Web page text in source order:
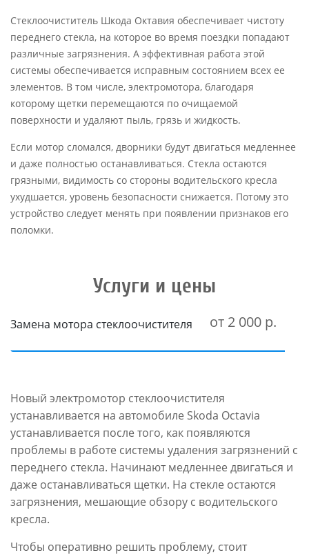
Стеклоочиститель Шкода Октавия обеспечивает чистоту
переднего стекла, на которое во время поездки попадают
различные загрязнения. А эффективная работа этой
системы обеспечивается исправным состоянием всех ее
элементов. В том числе, электромотора, благодаря
которому щетки перемещаются по очищаемой
поверхности и удаляют пыль, грязь и жидкость.
Если мотор сломался, дворники будут двигаться медленнее
и даже полностью останавливаться. Стекла остаются
грязными, видимость со стороны водительского кресла
ухудшается, уровень безопасности снижается. Потому это
устройство следует менять при появлении признаков его
поломки.
Услуги и цены
Замена мотора стеклоочистителя от 2 000 р.
Новый электромотор стеклоочистителя
устанавливается на автомобиле Skoda Octavia
устанавливается после того, как появляются
проблемы в работе системы удаления загрязнений с
переднего стекла. Начинают медленнее двигаться и
даже останавливаться щетки. На стекле остаются
загрязнения, мешающие обзору с водительского
кресла.
Чтобы оперативно решить проблему, стоит